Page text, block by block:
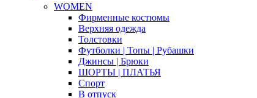
WOMEN
Фирменные костюмы
Верхняя одежда
Толстовки
Футболки | Топы | Рубашки
Джинсы | Брюки
ШОРТЫ | ПЛАТЬЯ
Спорт
В отпуск